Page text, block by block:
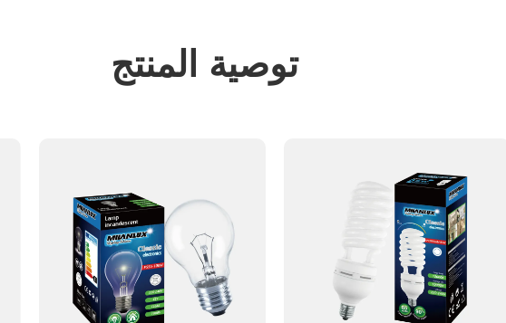
توصية المنتج